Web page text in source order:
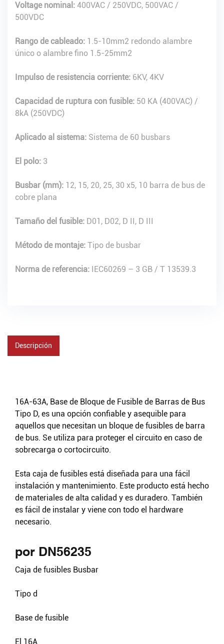
Voltage nominal: 400VAC / 250VDC, 500VAC /
500VDC
Rango de cableado: 1.5-10mm2 redondo alambre
único o alambre fino 1.5-25mm2
Impulso de resistencia corriente: 6KV, 4KV
Capacidad de ruptura con fusible: 50 KA (400VAC) /
8kA (250VDC)
Aplicado al sistema: Sistema de 60 busbars
El polo: 3
Busbar (mm): 12, 15, 20, 25, 30 x5, 10 barra de bus de
cobre plana
Tamaño del fusible: D01, D02, D II, D III
Método de montaje: Tipo de busbar
Norma de referencia: IEC60269 – 3 GB / T 13539.3
Descripción
16A-63A, Base de Bloque de Fusible de Barras de Bus
Tipo D, es una opción confiable y asequible para
aquellos que necesitan un bloque de fusibles de barra
de bus. Se utiliza para proteger el circuito en caso de
sobrecarga o cortocircuito.
Esta caja de fusibles está diseñada para una fácil
instalación y mantenimiento. Este producto está hecho
de materiales de alta calidad y es duradero. También
es fácil de instalar y viene con todo el hardware
necesario.
por DN56235
Caja de fusibles Busbar
Tipo d
Base de fusible
El 16A